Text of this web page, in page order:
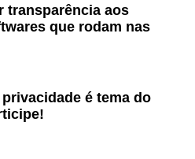
transparência aos
que rodam nas
é tema do